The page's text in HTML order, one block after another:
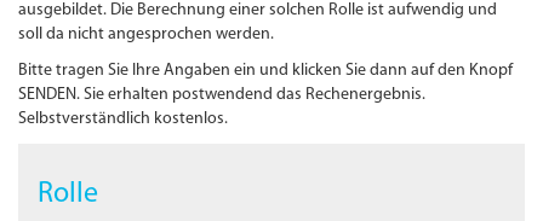
ausgebildet. Die Berechnung einer solchen Rolle ist aufwendig und
soll da nicht angesprochen werden.
Bitte tragen Sie Ihre Angaben ein und klicken Sie dann auf den Knopf
SENDEN. Sie erhalten postwendend das Rechenergebnis.
Selbstverständlich kostenlos.
Rolle